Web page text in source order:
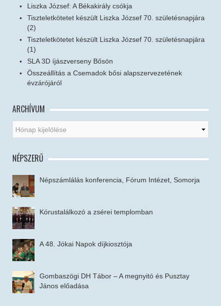
Liszka József: A Békakirály csókja
Tiszteletkötetet készült Liszka József 70. születésnapjára
(2)
Tiszteletkötetet készült Liszka József 70. születésnapjára
(1)
SLA 3D íjászverseny Bősön
Összeállítás a Csemadok bősi alapszervezetének
évzárójáról
ARCHÍVUM
NÉPSZERŰ
Népszámlálás konferencia, Fórum Intézet, Somorja
Kórustalálkozó a zsérei templomban
A 48. Jókai Napok díjkiosztója
Gombaszögi DH Tábor – A megnyitó és Pusztay
János előadása